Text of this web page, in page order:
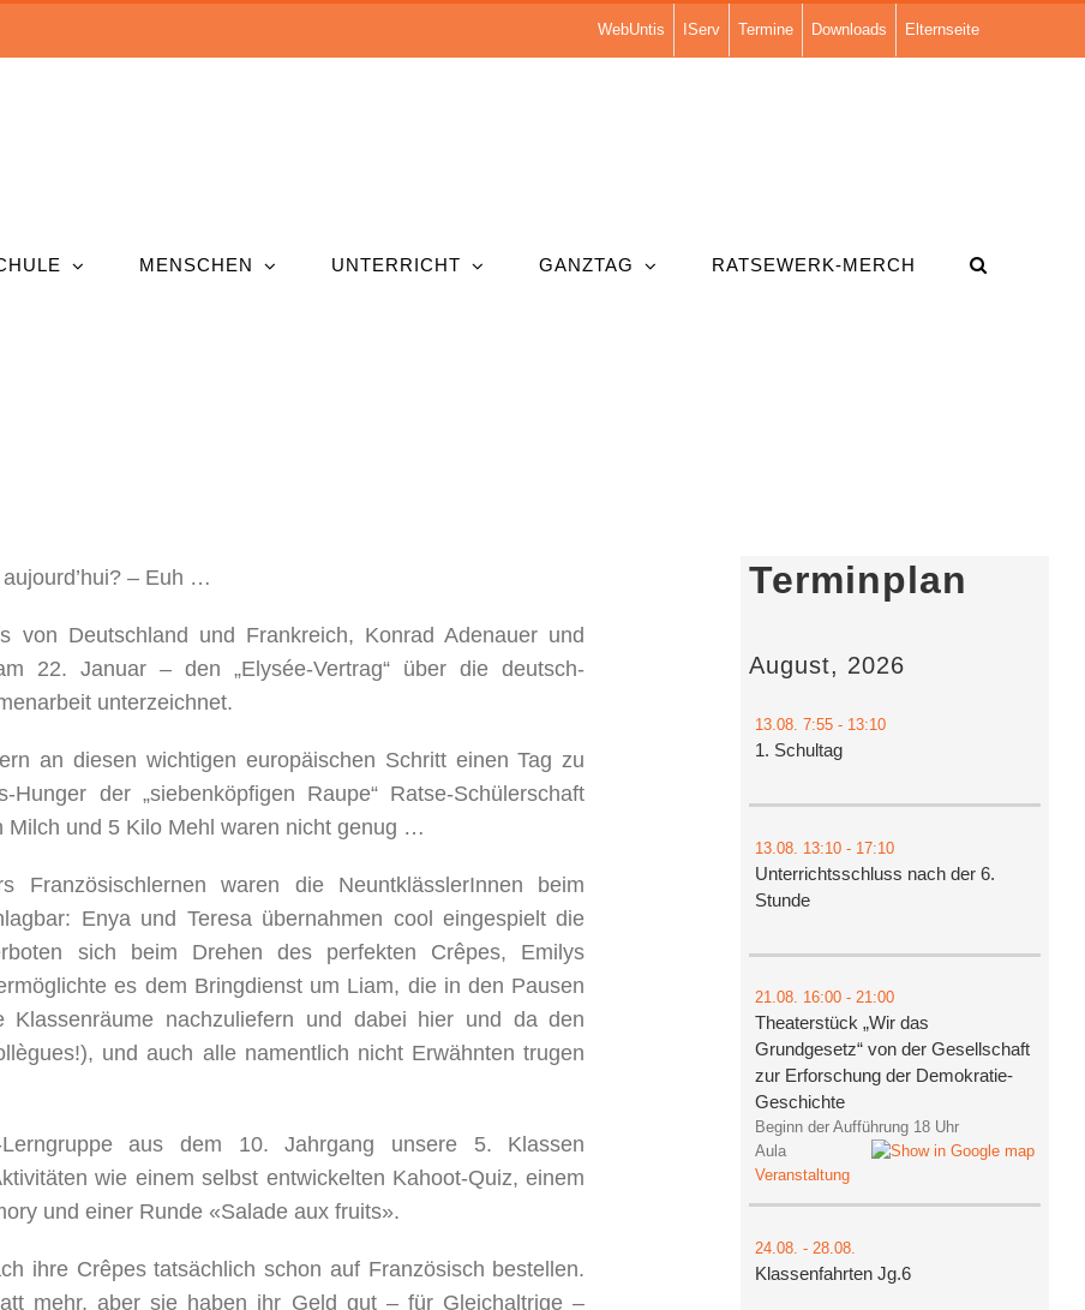
WebUntis IServ Termine Downloads Elternseite
MENSCHEN UNTERRICHT GANZTAG RATSEWERK-MERCH
– Euh …
von Deutschland und Frankreich, Konrad Adenauer und
22. Januar – den „Elysée-Vertrag“ über die deutsch-
unterzeichnet.
an diesen wichtigen europäischen Schritt einen Tag zu
der „siebenköpfigen Raupe“ Ratse-Schülerschaft
Milch und 5 Kilo Mehl waren nicht genug …
Französischlernen waren die NeuntklässlerInnen beim
Enya und Teresa übernahmen cool eingespielt die
sich beim Drehen des perfekten Crêpes, Emilys
es dem Bringdienst um Liam, die in den Pausen
Klassenräume nachzuliefern und dabei hier und da den
und auch alle namentlich nicht Erwähnten trugen
aus dem 10. Jahrgang unsere 5. Klassen
wie einem selbst entwickelten Kahoot-Quiz, einem
und einer Runde «Salade aux fruits».
ihre Crêpes tatsächlich schon auf Französisch bestellen.
mehr, aber sie haben ihr Geld gut – für Gleichaltrige –
Terminplan
August, 2026
13.08. 7:55- 13:10
1. Schultag
13.08. 13:10- 17:10
Unterrichtsschluss nach der 6.
Stunde
21.08. 16:00- 21:00
Theaterstück „Wir das
Grundgesetz“ von der Gesellschaft
zur Erforschung der Demokratie-
Geschichte
Beginn der Aufführung 18 Uhr
Aula
Veranstaltung
24.08. - 28.08.
Klassenfahrten Jg.6